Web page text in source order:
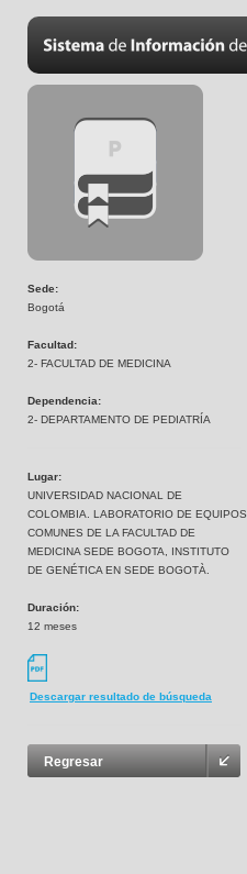
Sede:
Bogotá
Facultad:
2- FACULTAD DE MEDICINA
Dependencia:
2- DEPARTAMENTO DE PEDIATRÍA
Lugar:
UNIVERSIDAD NACIONAL DE
COLOMBIA. LABORATORIO DE EQUIPOS
COMUNES DE LA FACULTAD DE
MEDICINA SEDE BOGOTA, INSTITUTO
DE GENÉTICA EN SEDE BOGOTÀ.
Duración:
12 meses
Descargar resultado de búsqueda
Regresar